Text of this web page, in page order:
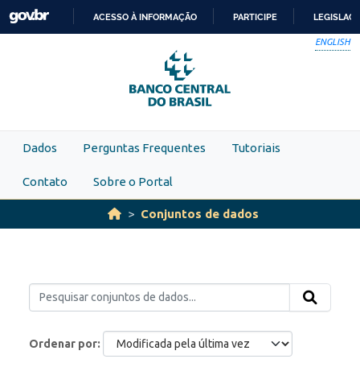
Skip to main content
PARA
O
CONTEÚDO
ACESSO À INFORMAÇÃO PARTICIPE
ENGLISH
Dados Perguntas Frequentes Tutoriais
Contato Sobre o Portal
Conjuntos de dados
Ordenar por